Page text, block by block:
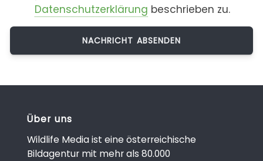
Datenschutzerklärung beschrieben zu.
Über uns
Wildlife Media ist eine österreichische
Bildagentur mit mehr als 80.000